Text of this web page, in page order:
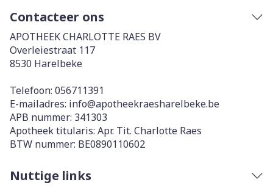
Contacteer ons
APOTHEEK CHARLOTTE RAES BV
Overleiestraat 117
8530 Harelbeke
Telefoon: 056711391
E-mailadres: info@apotheekraesharelbeke.be
APB nummer: 341303
Apotheek titularis: Apr. Tit. Charlotte Raes
BTW nummer: BE0890110602
Nuttige links